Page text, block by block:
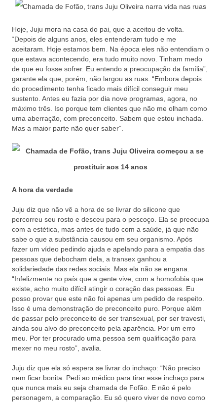
Hoje, Juju mora na casa do pai, que a aceitou de volta.
“Depois de alguns anos, eles entenderam tudo e me
aceitaram. Hoje estamos bem. Na época eles não entendiam o
que estava acontecendo, era tudo muito novo. Tinham medo
de que eu fosse sofrer. Eu entendo a preocupação da família”,
garante ela que, porém, não largou as ruas. “Embora depois
do procedimento tenha ficado mais difícil conseguir meu
sustento. Antes eu fazia por dia nove programas, agora, no
máximo três. Iso porque tem clientes que não me olham como
uma aberração, com preconceito. Sabem que estou inchada.
Mas a maior parte não quer saber”.
A hora da verdade
Juju diz que não vê a hora de se livrar do silicone que
percorreu seu rosto e desceu para o pescoço. Ela se preocupa
com a estética, mas antes de tudo com a saúde, já que não
sabe o que a substância causou em seu organismo. Após
fazer um vídeo pedindo ajuda e apelando para a empatia das
pessoas que debocham dela, a transex ganhou a
solidariedade das redes sociais. Mas ela não se engana.
“Infelizmente no país que a gente vive, com a homofobia que
existe, acho muito difícil atingir o coração das pessoas. Eu
posso provar que este não foi apenas um pedido de respeito.
Isso é uma demonstração de preconceito puro. Porque além
de passar pelo preconceito de ser transexual, por ser travesti,
ainda sou alvo do preconceito pela aparência. Por um erro
meu. Por ter procurado uma pessoa sem qualificação para
mexer no meu rosto”, avalia.
Juju diz que ela só espera se livrar do inchaço: “Não preciso
nem ficar bonita. Pedi ao médico para tirar esse inchaço para
que nunca mais eu seja chamada de Fofão. E não é pelo
personagem, a comparação. Eu só quero viver de novo como